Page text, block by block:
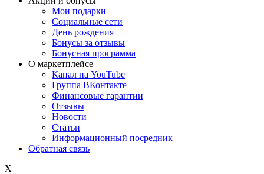
Мои подарки
Социальные сети
День рождения
Бонусы за отзывы
Бонусная программа
О маркетплейсе
Канал на YouTube
Группа ВКонтакте
Финансовые гарантии
Отзывы
Новости
Статьи
Информационный посредник
Обратная связь
X